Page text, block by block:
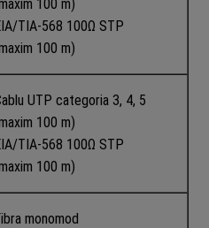
100 m)
TIA-568 100Ω STP
100 m)
UTP categoria 3, 4, 5
100 m)
TIA-568 100Ω STP
100 m)
monomod